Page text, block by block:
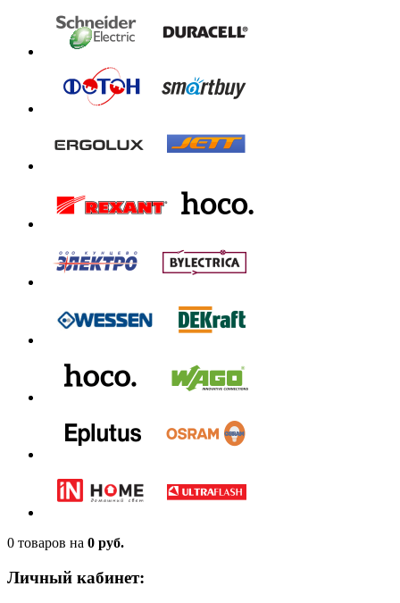
0 товаров на 0 руб.
Личный кабинет: